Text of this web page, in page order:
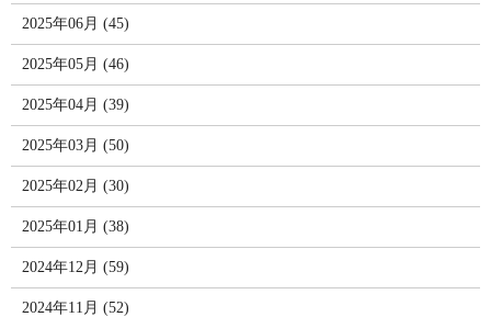
2025年06月 (45)
2025年05月 (46)
2025年04月 (39)
2025年03月 (50)
2025年02月 (30)
2025年01月 (38)
2024年12月 (59)
2024年11月 (52)